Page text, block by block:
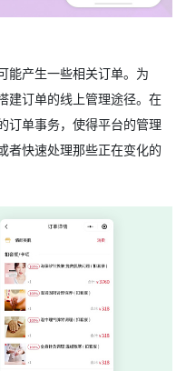
能产生一些相关订单。为
建订单的线上管理途径。在
订单事务，使得平台的管理
者快速处理那些正在变化的